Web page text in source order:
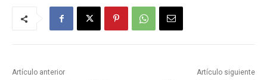
Artículo anterior Artículo siguiente